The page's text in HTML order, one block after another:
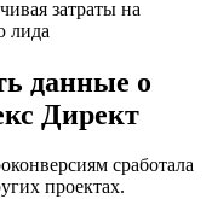
данные о
Директ
сработала
проектах.